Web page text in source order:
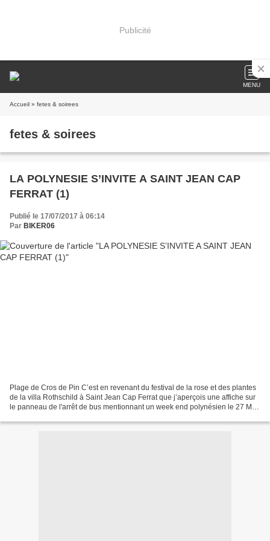
Publicité
MENU
Accueil » fetes & soirees
fetes & soirees
LA POLYNESIE S’INVITE A SAINT JEAN CAP
FERRAT (1)
Publié le 17/07/2017 à 06:14
Par BIKER06
Plage de Cros de Pin C’est en revenant du festival de la rose et des plantes
de la villa Rothschild à Saint Jean Cap Ferrat que j’aperçois une affiche sur
le panneau de l'arrêt de bus mentionnant un week end polynésien le 27 Mai